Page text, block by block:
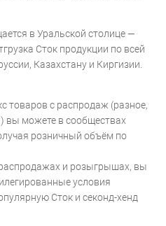
в Уральской столице —
Сток продукции по всей
Казахстану и Киргизии.
товаров с распродаж (разное,
вы можете в сообществах
розничный объём по
и розыгрышах, вы
условия
Сток и секонд-хенд